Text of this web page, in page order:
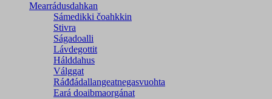
Mearrádusdahkan
Sámedikki čoahkkin
Stivra
Ságadoalli
Lávdegottit
Hálddahus
Válggat
Ráđđádallangeatnegas­vuohta
Eará doaibmaorgánat